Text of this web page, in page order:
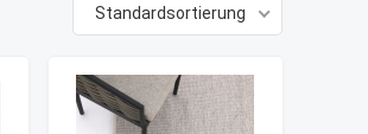
Standardsortierung